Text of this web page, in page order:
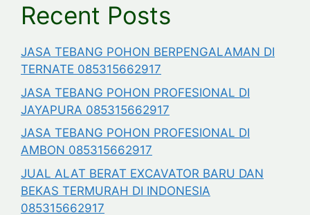
Recent Posts
JASA TEBANG POHON BERPENGALAMAN DI
TERNATE 085315662917
JASA TEBANG POHON PROFESIONAL DI
JAYAPURA 085315662917
JASA TEBANG POHON PROFESIONAL DI
AMBON 085315662917
JUAL ALAT BERAT EXCAVATOR BARU DAN
BEKAS TERMURAH DI INDONESIA
085315662917